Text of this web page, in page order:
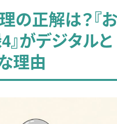
の正解は？『お
がデジタルと
理由